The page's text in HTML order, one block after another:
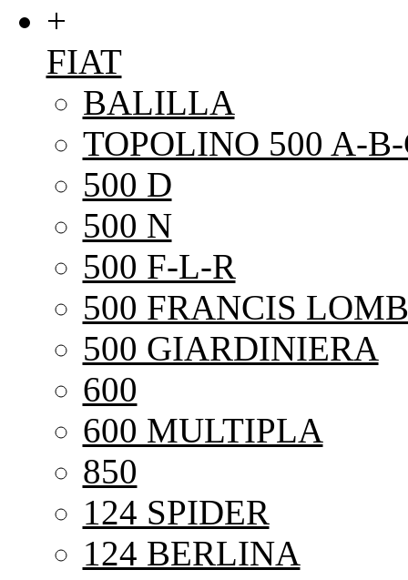
+
FIAT
BALILLA
TOPOLINO 500 A-
500 D
500 N
500 F-L-R
500 FRANCIS
500 GIARDINIERA
600
600 MULTIPLA
850
124 SPIDER
124 BERLINA